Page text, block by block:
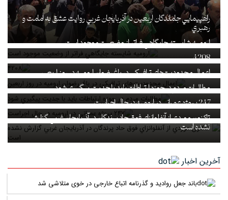
راهپيمايي جاماندگان اربعين در آذربايجان غربي روايت عشق به امامت و
رهبري
اروميه شايسته جايگاهي فراتر از وضعيت موجود است
4208
اعمال محدودیت‌های ترافیکی در باغ رضوان ارومیه در روز اربعین
مطالبات مردم در حوزه ارتباطات بايد با جديت پيگيري شود
247 پروژه عمراني در اروميه در حال اجراست
تاکنون موردي از آنفلوانزاي فوق حاد پرندگان در آذربايجان غربي گزارش
نشده است
آخرین اخبار
باند جعل روادید و گذرنامه اتباع خارجی در خوی متلاشی شد